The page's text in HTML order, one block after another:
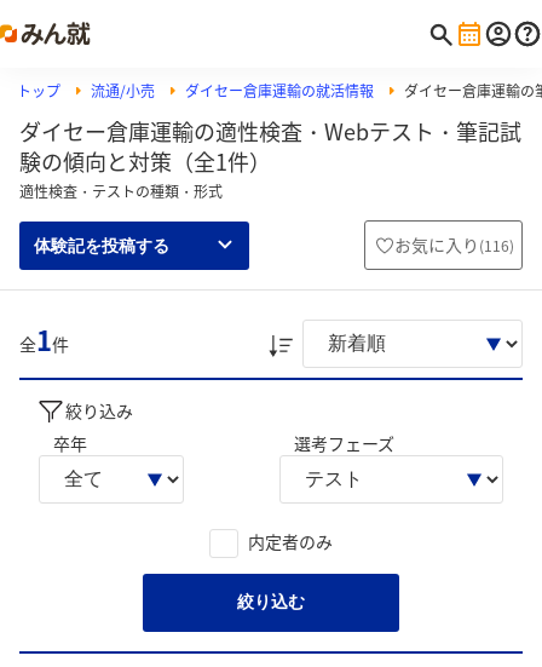
トップ 流通/小売 ダイセー倉庫運輸の就活情報 ダイセー倉庫運輸
ダイセー倉庫運輸の適性検査・Webテスト・筆記試
験の傾向と対策（全1件）
適性検査・テストの種類・形式
体験記を投稿する お気に入り (116)
全1件
絞り込み
卒年
選考フェーズ
内定者のみ
絞り込む